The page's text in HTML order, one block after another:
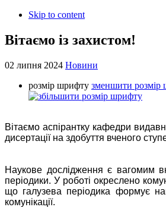
Skip to content
Вітаємо із захистом!
02 липня 2024 Новини
розмір шрифту зменшити розмір
Вітаємо аспірантку кафедри
дисертації на здобуття вченого
Наукове дослідження є вагомим
періодики. У роботі окреслено
що галузева періодика формує
комунікації.